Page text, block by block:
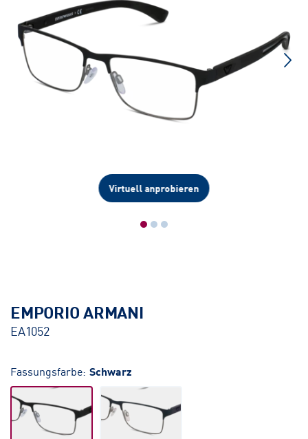
Virtuell anprobieren
EMPORIO ARMANI
EA1052
Fassungsfarbe: Schwarz